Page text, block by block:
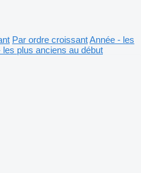
Par ordre croissantAnnée - les
les plus anciens au début